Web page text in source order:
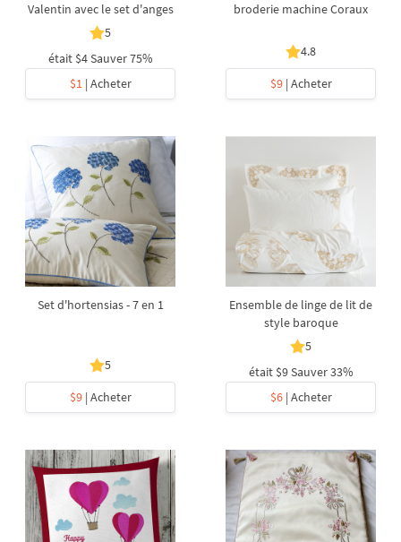
Valentin avec le set d'anges
5
était $4Sauver 75%
$1| Acheter
broderie machine Coraux
4.8
$9| Acheter
Set d'hortensias - 7 en 1
5
$9| Acheter
Ensemble de linge de lit de
style baroque
5
était $9Sauver 33%
$6| Acheter